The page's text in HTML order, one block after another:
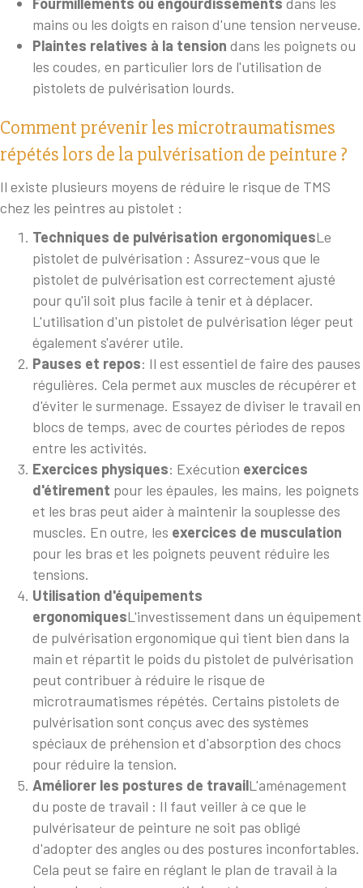
mains ou les doigts en raison d'une tension nerveuse.
Plaintes relatives à la tension dans les poignets ou
les coudes, en particulier lors de l'utilisation de
pistolets de pulvérisation lourds.
Comment prévenir les microtraumatismes
répétés lors de la pulvérisation de peinture ?
Il existe plusieurs moyens de réduire le risque de TMS
chez les peintres au pistolet :
Techniques de pulvérisation ergonomiquesLe
pistolet de pulvérisation : Assurez-vous que le
pistolet de pulvérisation est correctement ajusté
pour qu'il soit plus facile à tenir et à déplacer.
L'utilisation d'un pistolet de pulvérisation léger peut
également s'avérer utile.
Pauses et repos: Il est essentiel de faire des pauses
régulières. Cela permet aux muscles de récupérer et
d'éviter le surmenage. Essayez de diviser le travail en
blocs de temps, avec de courtes périodes de repos
entre les activités.
Exercices physiques: Exécution exercices
d'étirement pour les épaules, les mains, les poignets
et les bras peut aider à maintenir la souplesse des
muscles. En outre, les exercices de musculation
pour les bras et les poignets peuvent réduire les
tensions.
Utilisation d'équipements
ergonomiquesL'investissement dans un équipement
de pulvérisation ergonomique qui tient bien dans la
main et répartit le poids du pistolet de pulvérisation
peut contribuer à réduire le risque de
microtraumatismes répétés. Certains pistolets de
pulvérisation sont conçus avec des systèmes
spéciaux de préhension et d'absorption des chocs
pour réduire la tension.
Améliorer les postures de travailL'aménagement
du poste de travail : Il faut veiller à ce que le
pulvérisateur de peinture ne soit pas obligé
d'adopter des angles ou des postures inconfortables.
Cela peut se faire en réglant le plan de travail à la